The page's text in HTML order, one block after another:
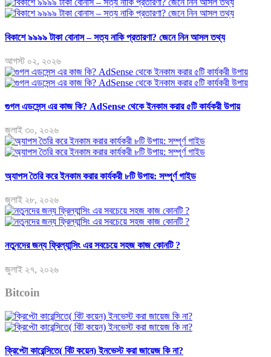
বিকাশে ৯৯৯৯ টাকা বোনাস – সত্য নাকি প্রতারণা? জেনে নিন আসল তথ্য
আগস্ট ০২, ২০২৬
গুগল এডসেন্স এর কাজ কি? AdSense থেকে ইনকাম করার ৫টি কার্যকরী উপায়
জুলাই ৩০, ২০২৬
অ্যাপস তৈরি করে ইনকাম করার কার্যকরী ৮টি উপায়: সম্পূর্ণ গাইড
জুলাই ২৮, ২০২৬
নতুনদের জন্য ফ্রিল্যান্সিং এর সবচেয়ে সহজ কাজ কোনটি ?
জুলাই ২৭, ২০২৬
Bitcoin
ক্রিপ্টো কারেন্সিতে( বিট কয়েন) ইনভেস্ট করা জায়েজ কি না?